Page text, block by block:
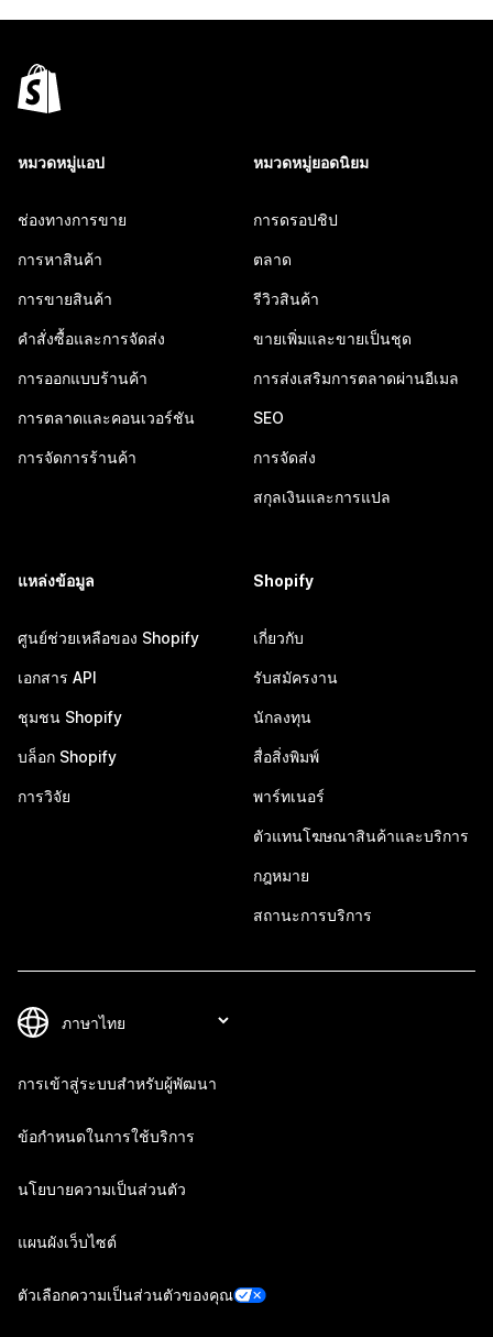
หมวดหมู่แอป
ช่องทางการขาย
การหาสินค้า
การขายสินค้า
คำสั่งซื้อและการจัดส่ง
การออกแบบร้านค้า
การตลาดและคอนเวอร์ชัน
การจัดการร้านค้า
หมวดหมู่ยอดนิยม
การดรอปชิป
ตลาด
รีวิวสินค้า
ขายเพิ่มและขายเป็นชุด
การส่งเสริมการตลาดผ่านอีเมล
SEO
การจัดส่ง
สกุลเงินและการแปล
แหล่งข้อมูล
ศูนย์ช่วยเหลือของ Shopify
เอกสาร API
ชุมชน Shopify
บล็อก Shopify
การวิจัย
Shopify
เกี่ยวกับ
รับสมัครงาน
นักลงทุน
สื่อสิ่งพิมพ์
พาร์ทเนอร์
ตัวแทนโฆษณาสินค้าและบริการ
กฎหมาย
สถานะการบริการ
การเข้าสู่ระบบสำหรับผู้พัฒนา
ข้อกำหนดในการใช้บริการ
นโยบายความเป็นส่วนตัว
แผนผังเว็บไซต์
ตัวเลือกความเป็นส่วนตัวของคุณ